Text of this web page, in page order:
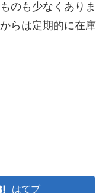
のも少なくありま
らは定期的に在庫
はてブ